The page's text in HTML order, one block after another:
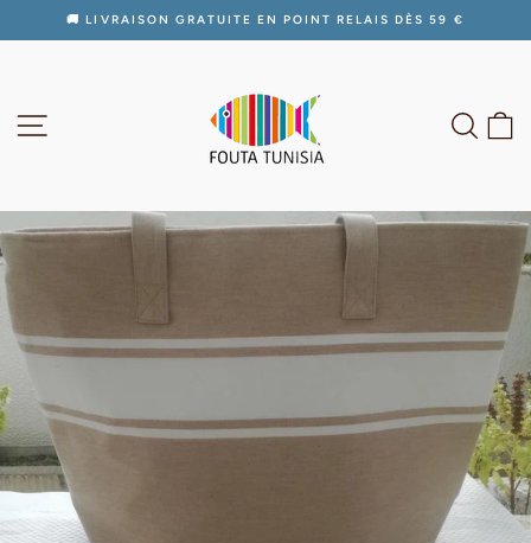
Diaporama
🚚 LIVRAISON GRATUITE EN POINT RELAIS DÈS 59 €